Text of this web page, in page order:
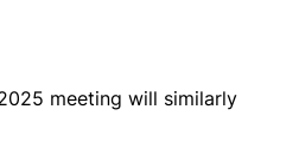
meeting will similarly